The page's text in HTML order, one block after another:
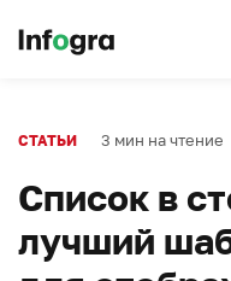
СТАТЬИ 3 мин на чтение
Список в
лучший